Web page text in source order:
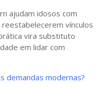
ajudam idosos com
vínculos
vira substituto
em lidar com
demandas modernas?